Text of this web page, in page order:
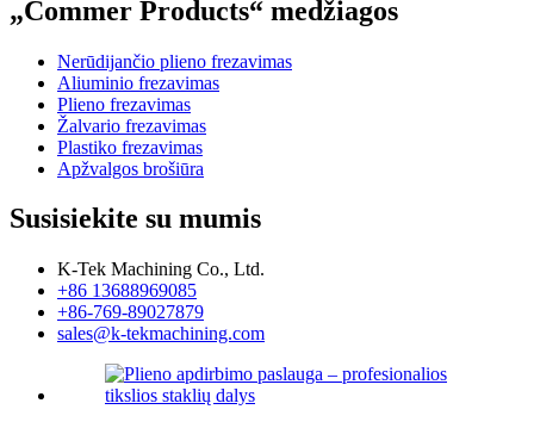
„Commer Products“ medžiagos
Nerūdijančio plieno frezavimas
Aliuminio frezavimas
Plieno frezavimas
Žalvario frezavimas
Plastiko frezavimas
Apžvalgos brošiūra
Susisiekite su mumis
K-Tek Machining Co., Ltd.
+86 13688969085
+86-769-89027879
sales@k-tekmachining.com